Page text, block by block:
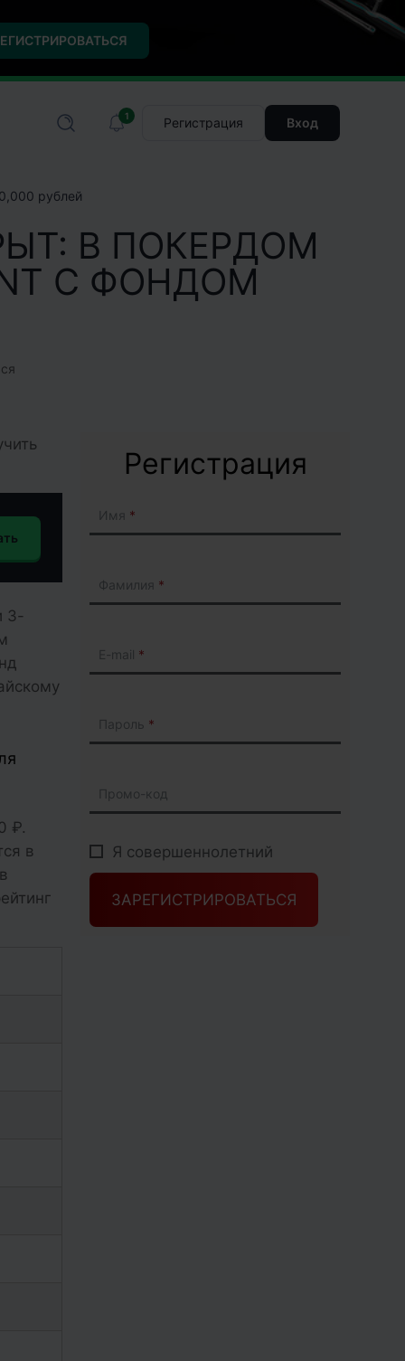
1 Регистрация Вход
рублей
В ПОКЕРДОМ
С ФОНДОМ
3-
₽.
в
Регистрация
Имя
Фамилия
E-mail
Пароль
Промо-код
Я совершеннолетний
ЗАРЕГИСТРИРОВАТЬСЯ